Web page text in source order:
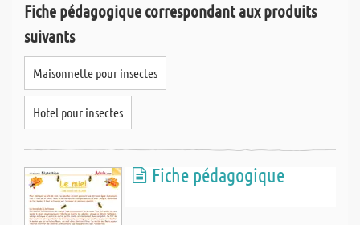
Fiche pédagogique correspondant aux produits
suivants
Maisonnette pour insectes
Hotel pour insectes
Fiche pédagogique